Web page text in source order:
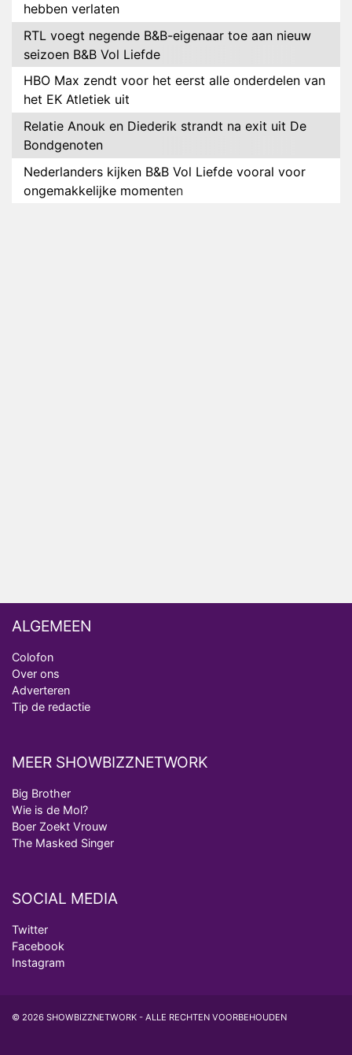
hebben verlaten
RTL voegt negende B&B-eigenaar toe aan nieuw
seizoen B&B Vol Liefde
HBO Max zendt voor het eerst alle onderdelen van
het EK Atletiek uit
Relatie Anouk en Diederik strandt na exit uit De
Bondgenoten
Nederlanders kijken B&B Vol Liefde vooral voor
ongemakkelijke momenten
ALGEMEEN
Colofon
Over ons
Adverteren
Tip de redactie
MEER SHOWBIZZNETWORK
Big Brother
Wie is de Mol?
Boer Zoekt Vrouw
The Masked Singer
SOCIAL MEDIA
Twitter
Facebook
Instagram
© 2026 SHOWBIZZNETWORK - ALLE RECHTEN VOORBEHOUDEN